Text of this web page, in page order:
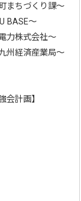
まちづくり課～
BASE～
力株式会社～
州経済産業局～
会計画】